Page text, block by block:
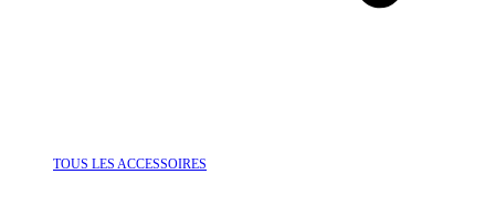
TOUS LES ACCESSOIRES